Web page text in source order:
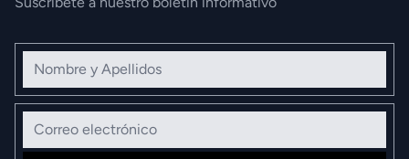
Nombre y Apellidos
Correo electrónico